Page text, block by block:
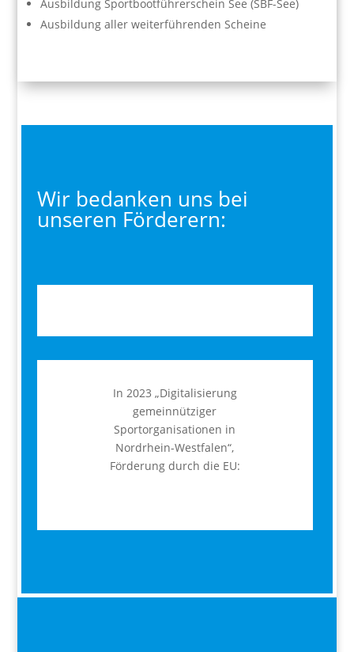
Ausbildung Sportbootführerschein See (SBF-See)
Ausbildung aller weiterführenden Scheine
Wir bedanken uns bei
unseren Förderern:
In 2023 „Digitalisierung
gemeinnütziger
Sportorganisationen in
Nordrhein-Westfalen“,
Förderung durch die EU: